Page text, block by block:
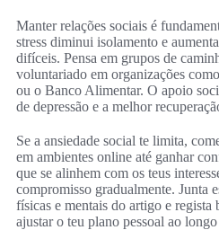
Manter relações sociais é
stress diminui isolamento e
difíceis. Pensa em grupos de
voluntariado em organizações
ou o Banco Alimentar. O apoio
de depressão e a melhor
Se a ansiedade social te limita,
em ambientes online até ganhar
que se alinhem com os teus
compromisso gradualmente. Junta
físicas e mentais do artigo e regista
ajustar o teu plano pessoal ao